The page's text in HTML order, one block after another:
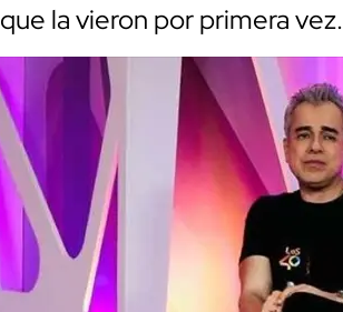
la vieron por primera vez.